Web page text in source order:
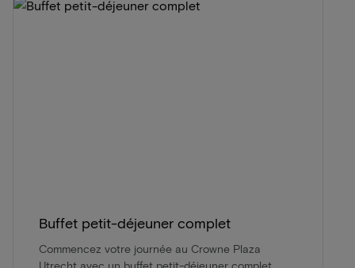
Buffet petit-déjeuner complet
Commencez votre journée au Crowne Plaza
Utrecht avec un buffet petit-déjeuner complet